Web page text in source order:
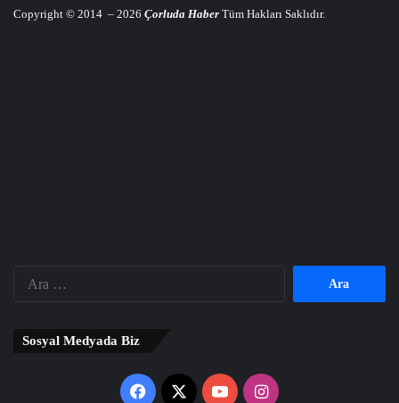
Copyright © 2014 – 2026 Çorluda Haber Tüm Hakları Saklıdır.
Sosyal Medyada Biz
Facebook
X YouTubeInstagram